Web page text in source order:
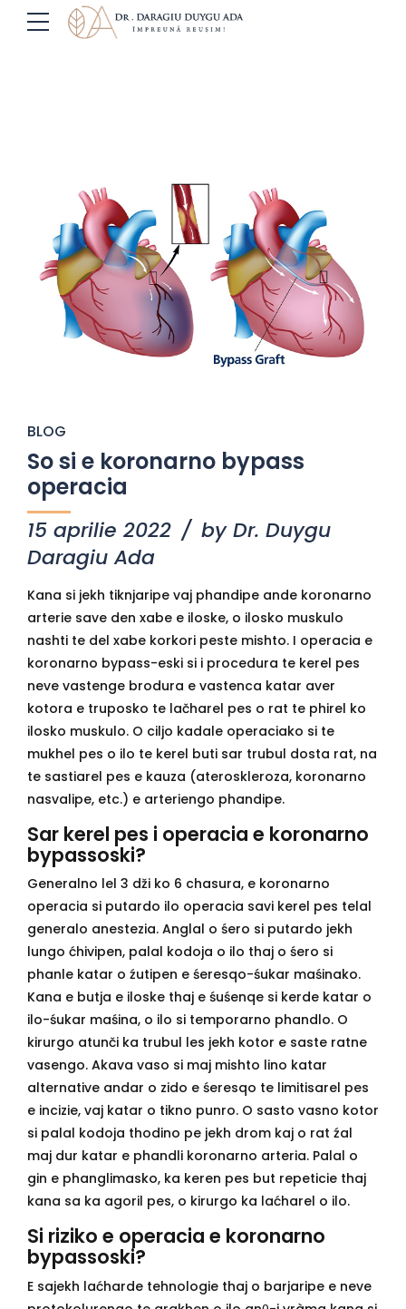
BLOG
So si e koronarno bypass
operacia
15 aprilie 2022
by Dr. Duygu
Daragiu Ada
Kana si jekh tiknjaripe vaj phandipe ande koronarno
arterie save den xabe e iloske, o ilosko muskulo
nashti te del xabe korkori peste mishto. I operacia e
koronarno bypass-eski si i procedura te kerel pes
neve vastenge brodura e vastenca katar aver
kotora e truposko te lačharel pes o rat te phirel ko
ilosko muskulo. O ciljo kadale operaciako si te
mukhel pes o ilo te kerel buti sar trubul dosta rat, na
te sastiarel pes e kauza (ateroskleroza, koronarno
nasvalipe, etc.) e arteriengo phandipe.
Sar kerel pes i operacia e koronarno
bypassoski?
Generalno lel 3 dži ko 6 chasura, e koronarno
operacia si putardo ilo operacia savi kerel pes telal
generalo anestezia. Anglal o śero si putardo jekh
lungo ćhivipen, palal kodoja o ilo thaj o śero si
phanle katar o źutipen e śeresqo-śukar maśinako.
Kana e butja e iloske thaj e śuśenqe si kerde katar o
ilo-śukar maśina, o ilo si temporarno phandlo. O
kirurgo atunči ka trubul les jekh kotor e saste ratne
vasengo. Akava vaso si maj mishto lino katar
alternative andar o zido e śeresqo te limitisarel pes
e incizie, vaj katar o tikno punro. O sasto vasno kotor
si palal kodoja thodino pe jekh drom kaj o rat źal
maj dur katar e phandli koronarno arteria. Palal o
gin e phanglimasko, ka keren pes but repeticie thaj
kana sa ka agoril pes, o kirurgo ka laćharel o ilo.
Si riziko e operacia e koronarno
bypassoski?
E sajekh laćharde tehnologie thaj o barjaripe e neve